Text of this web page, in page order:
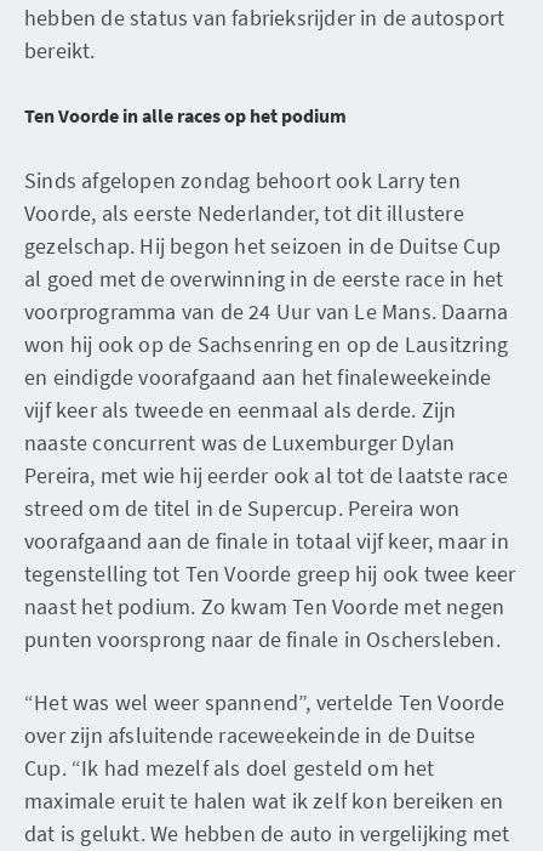
hebben de status van fabrieksrijder in de autosport
bereikt.
Ten Voorde in alle races op het podium
Sinds afgelopen zondag behoort ook Larry ten
Voorde, als eerste Nederlander, tot dit illustere
gezelschap. Hij begon het seizoen in de Duitse Cup
al goed met de overwinning in de eerste race in het
voorprogramma van de 24 Uur van Le Mans. Daarna
won hij ook op de Sachsenring en op de Lausitzring
en eindigde voorafgaand aan het finaleweekeinde
vijf keer als tweede en eenmaal als derde. Zijn
naaste concurrent was de Luxemburger Dylan
Pereira, met wie hij eerder ook al tot de laatste race
streed om de titel in de Supercup. Pereira won
voorafgaand aan de finale in totaal vijf keer, maar in
tegenstelling tot Ten Voorde greep hij ook twee keer
naast het podium. Zo kwam Ten Voorde met negen
punten voorsprong naar de finale in Oschersleben.
“Het was wel weer spannend”, vertelde Ten Voorde
over zijn afsluitende raceweekeinde in de Duitse
Cup. “Ik had mezelf als doel gesteld om het
maximale eruit te halen wat ik zelf kon bereiken en
dat is gelukt. We hebben de auto in vergelijking met